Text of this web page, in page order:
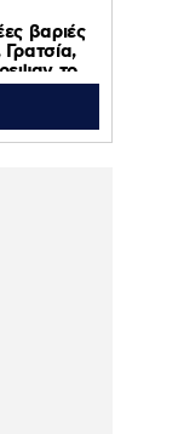
βαριές
το